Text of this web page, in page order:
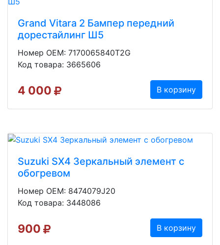
Grand Vitara 2 Бампер передний
дорестайлинг Ш5
Номер OEM: 7170065840T2G
Код товара: 3665606
4 000 В корзину
Suzuki SX4 Зеркальный элемент с
обогревом
Номер OEM: 8474079J20
Код товара: 3448086
900 В корзину